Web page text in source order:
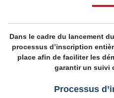
Dans le cadre du lancement
processus d’inscription
place afin de faciliter les
garantir un suivi
Processus